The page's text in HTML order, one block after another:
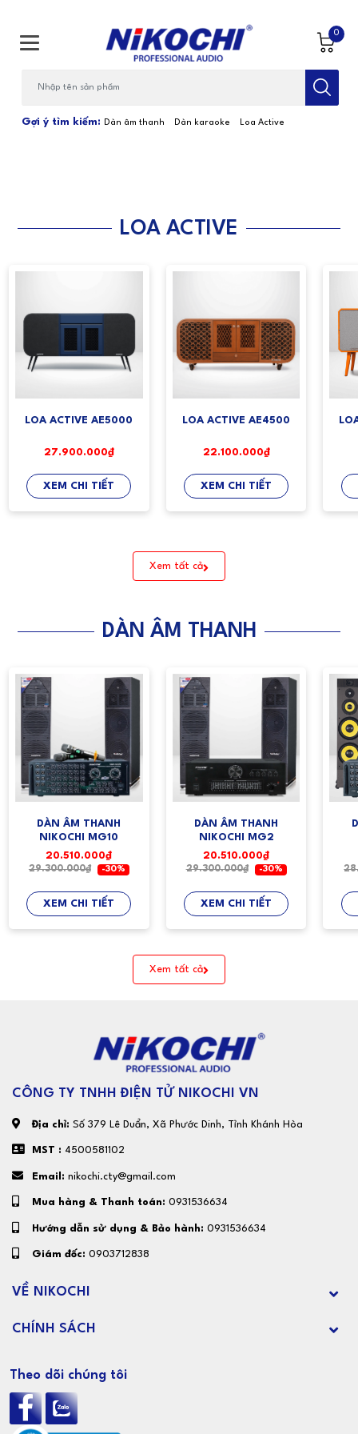
Gợi ý tìm kiếm: Dàn âm thanh Dàn karaoke Loa Active
0
LOA ACTIVE
LOA ACTIVE AE5000
27.900.000₫
XEM CHI TIẾT
LOA ACTIVE AE4500
22.100.000₫
XEM CHI TIẾT
Xem tất cả
DÀN ÂM THANH
DÀN ÂM THANH
NIKOCHI MG10
20.510.000₫
29.300.000₫ -30%
XEM CHI TIẾT
DÀN ÂM THANH
NIKOCHI MG2
20.510.000₫
29.300.000₫ -30%
XEM CHI TIẾT
Xem tất cả
CÔNG TY TNHH ĐIỆN TỬ NIKOCHI VN
Địa chỉ: Số 379 Lê Duẩn, Xã Phước Dinh, Tỉnh Khánh Hòa
MST : 4500581102
Email: nikochi.cty@gmail.com
Mua hàng & Thanh toán: 0931536634
Hướng dẫn sử dụng & Bảo hành: 0931536634
Giám đốc: 0903712838
VỀ NIKOCHI
CHÍNH SÁCH
Theo dõi chúng tôi